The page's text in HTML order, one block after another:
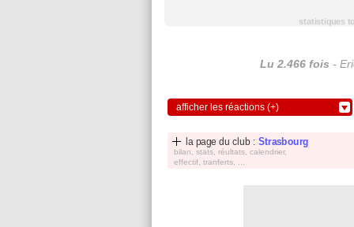
statistiques
Lu 2.466 fois -
afficher les réactions (+)
la page du club : Strasbourg
bilan, stats, réultats, calendrier,
effectif, tranferts, ...